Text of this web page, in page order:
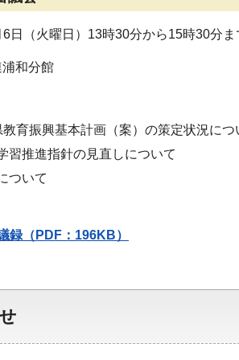
日（火曜日）13時30分から15時30分ま
和分館
育振興基本計画（案）の策定状況につ
習推進指針の見直しについて
ついて
録（PDF：196KB）